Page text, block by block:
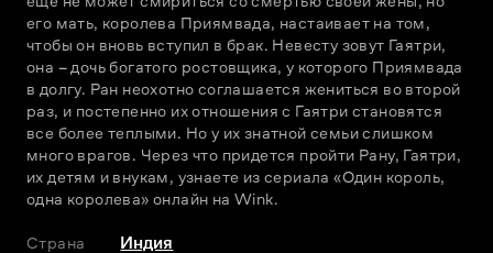
его мать, королева Приямвада, настаивает на том,
чтобы он вновь вступил в брак. Невесту зовут Гаятри,
она – дочь богатого ростовщика, у которого Приямвада
в долгу. Ран неохотно соглашается жениться во второй
раз, и постепенно их отношения с Гаятри становятся
все более теплыми. Но у их знатной семьи слишком
много врагов. Через что придется пройти Рану, Гаятри,
их детям и внукам, узнаете из сериала «Один король,
одна королева» онлайн на Wink.
Страна Индия